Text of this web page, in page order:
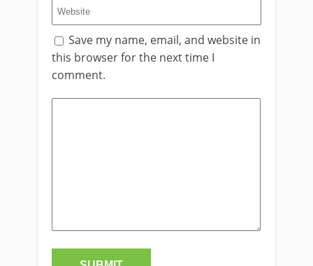
Save my name, email, and website in
this browser for the next time I
comment.